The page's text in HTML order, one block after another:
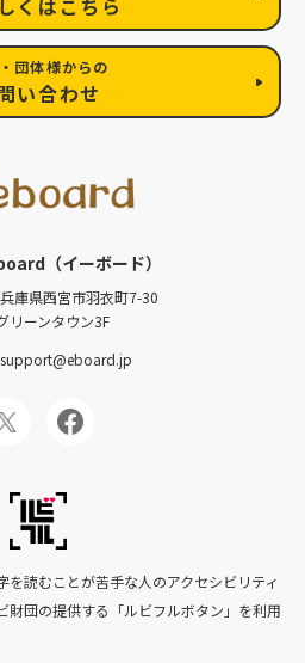
くはこちら
団体様からの
い合わせ
（イーボード）
庫県西宮市羽衣町7-30
リーンタウン3F
読むことが苦手な人のアクセシビリティ
財団の提供する「ルビフルボタン」を利用